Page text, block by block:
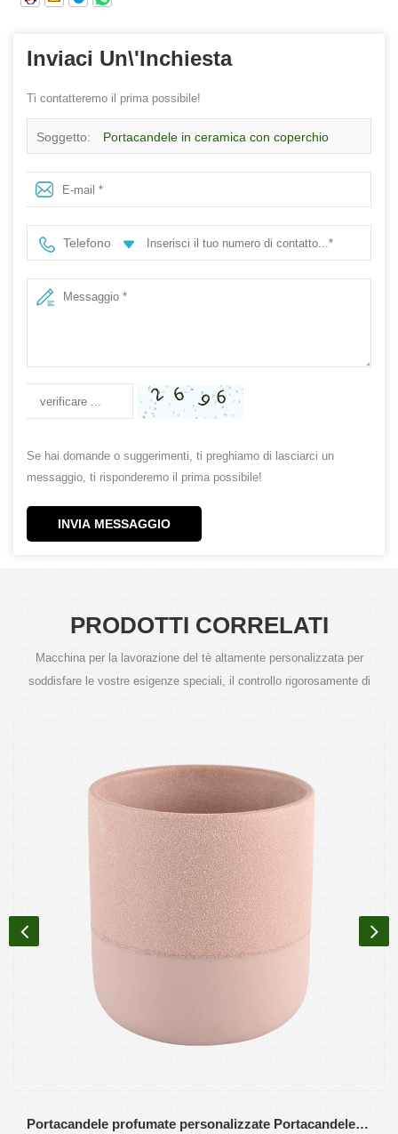
Inviaci Un\'inchiesta
Ti contatteremo il prima possibile!
Soggetto: Portacandele in ceramica con coperchio
motivo a blocchi multicolore rosa all'ingrosso per
realizzare candele
Telefono
Se hai domande o suggerimenti, ti preghiamo di lasciarci un
messaggio, ti risponderemo il prima possibile!
INVIA MESSAGGIO
PRODOTTI CORRELATI
Macchina per la lavorazione del tè altamente personalizzata per
soddisfare le vostre esigenze speciali, il controllo rigorosamente di
Portacandele profumate personalizzate Portacandele in ceramica rosa